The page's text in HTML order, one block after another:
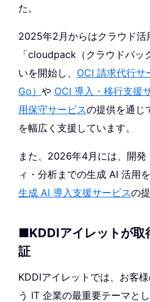
た。
2025年2月からはクラウド活
「cloudpack（クラウドパッ
いを開始し、 OCI 請求代行サ
Go） や OCI 導入・移行支援
用保守サービスの提供を通じ
を幅広く支援しています。
また、2026年4月には、開発
ィ・分析までの生成 AI 活用
生成 AI 導入支援サービスの
■KDDIアイレットが取
証
KDDIアイレットでは、お客
う IT 企業の最重要テーマと